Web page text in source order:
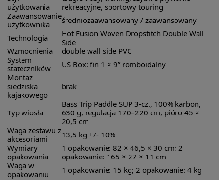
użytkowania
rekreacyjne, sportowy touring
Zaawansowanie
użytkownika
średniozaawansowany / zaawansowany
Technologia
Hot Fusion Woven Dropstitch Double Wall
Side
Wzmocnienia
double wall side PVC
System
stateczników
US Box: fin 1 × 9” romboidalny
Montaż
siedziska
kajakowego
brak
Typ wiosła
Bass Trip Paddle SUP 3-cz., 100% karbon,
630 g, regulacja 170–220 cm, pióro 45 ×
20,5 cm
Waga zestawu z
akcesoriami
13,5 kg +/- 10%
Wymiary
opakowania
1 opakowanie: 82 × 46,5 × 30 cm; 2
opakowanie: 165 × 27 × 11 cm
Waga w
opakowaniu
1 opakowanie: 15 kg; 2 opakowanie: 4 kg